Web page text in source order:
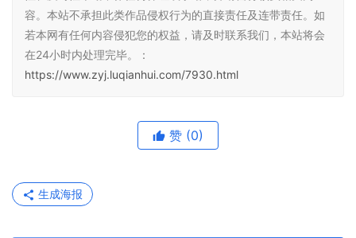
容。本站不承担此类作品侵权行为的直接责任及连带责任。如
若本网有任何内容侵犯您的权益，请及时联系我们，本站将会
在24小时内处理完毕。：
https://www.zyj.luqianhui.com/7930.html
赞 (0)
生成海报